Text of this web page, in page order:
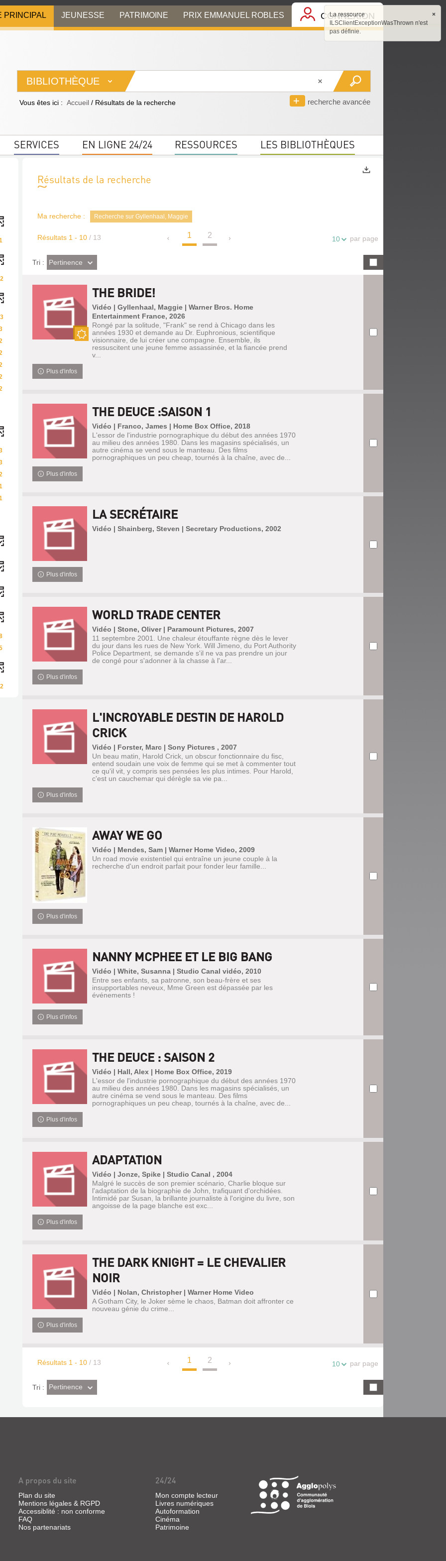
PRINCIPAL JEUNESSE PATRIMOINE PRIX EMMANUEL ROBLES CONNEXION
BIBLIOTHÈQUE
recherche avancée
Vous êtes ici : Accueil / Résultats de la recherche
SERVICES EN LIGNE 24/24 RESSOURCES LES BIBLIOTHÈQUES
Résultats de la recherche
Ma recherche : Recherche sur Gyllenhaal, Maggie
Résultats 1 - 10 / 13 1 2 10 par page
Tri :(Effet
imédiat)
Pertinence
THE BRIDE!
Vidéo | Gyllenhaal, Maggie | Warner Bros. Home
Entertainment France, 2026
Rongé par la solitude, "Frank" se rend à Chicago dans les
années 1930 et demande au Dr. Euphronious, scientifique
visionnaire, de lui créer une compagne. Ensemble, ils
ressuscitent une jeune femme assassinée, et la fiancée prend
v...
Plus d'infos
THE DEUCE :SAISON 1
Vidéo | Franco, James | Home Box Office, 2018
L'essor de l'industrie pornographique du début des années 1970
au milieu des années 1980. Dans les magasins spécialisés, un
autre cinéma se vend sous le manteau. Des films
pornographiques un peu cheap, tournés à la chaîne, avec de...
Plus d'infos
LA SECRÉTAIRE
Vidéo | Shainberg, Steven | Secretary Productions, 2002
Plus d'infos
WORLD TRADE CENTER
Vidéo | Stone, Oliver | Paramount Pictures, 2007
11 septembre 2001. Une chaleur étouffante règne dès le lever
du jour dans les rues de New York. Will Jimeno, du Port Authority
Police Department, se demande s'il ne va pas prendre un jour
de congé pour s'adonner à la chasse à l'ar...
Plus d'infos
L'INCROYABLE DESTIN DE HAROLD
CRICK
Vidéo | Forster, Marc | Sony Pictures , 2007
Un beau matin, Harold Crick, un obscur fonctionnaire du fisc,
entend soudain une voix de femme qui se met à commenter tout
ce qu'il vit, y compris ses pensées les plus intimes. Pour Harold,
c'est un cauchemar qui dérègle sa vie pa...
Plus d'infos
AWAY WE GO
Vidéo | Mendes, Sam | Warner Home Video, 2009
Un road movie existentiel qui entraîne un jeune couple à la
recherche d'un endroit parfait pour fonder leur famille...
Plus d'infos
NANNY MCPHEE ET LE BIG BANG
Vidéo | White, Susanna | Studio Canal vidéo, 2010
Entre ses enfants, sa patronne, son beau-frère et ses
insupportables neveux, Mme Green est dépassée par les
événements !
Plus d'infos
THE DEUCE : SAISON 2
Vidéo | Hall, Alex | Home Box Office, 2019
L'essor de l'industrie pornographique du début des années 1970
au milieu des années 1980. Dans les magasins spécialisés, un
autre cinéma se vend sous le manteau. Des films
pornographiques un peu cheap, tournés à la chaîne, avec de...
Plus d'infos
ADAPTATION
Vidéo | Jonze, Spike | Studio Canal , 2004
Malgré le succès de son premier scénario, Charlie bloque sur
l'adaptation de la biographie de John, trafiquant d'orchidées.
Intimidé par Susan, la brillante journaliste à l'origine du livre, son
angoisse de la page blanche est exc...
Plus d'infos
THE DARK KNIGHT = LE CHEVALIER
NOIR
Vidéo | Nolan, Christopher | Warner Home Video
A Gotham City, le Joker sème le chaos, Batman doit affronter ce
nouveau génie du crime...
Plus d'infos
Résultats 1 - 10 / 13 1 2 10 par page
Tri :(Effet
imédiat)
Pertinence
A propos du site
Plan du site
Mentions légales & RGPD
Accessiblité : non conforme
FAQ
Nos partenariats
24/24
Mon compte lecteur
Livres numériques
Autoformation
Cinéma
Patrimoine
×
La ressource
ILSClientExceptionWasThrown n'est
pas définie.